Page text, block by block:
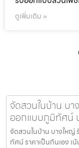
ดูเพิ่มเติม »
จัดสวนในบ้าน บ
ออกแบบภูมิทัศน์
จัดสวนในบ้าน บางให
ทัศน์ ราคาเป็นกันเอง